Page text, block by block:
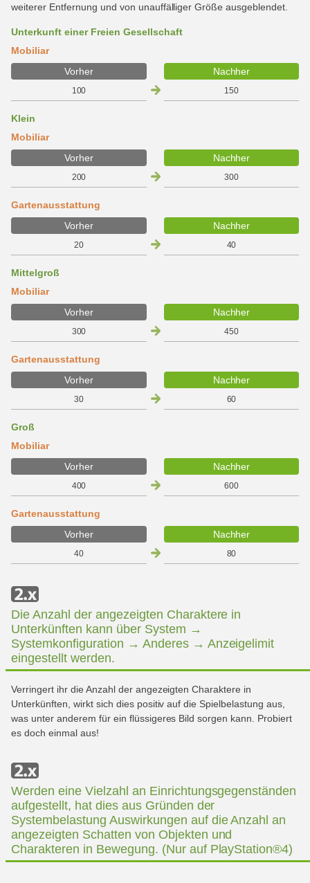
weiterer Entfernung und von unauffälliger Größe ausgeblendet.
Unterkunft einer Freien Gesellschaft
Mobiliar
Vorher
Nachher
100 150
Klein
Mobiliar
Vorher
Nachher
200 300
Gartenausstattung
Vorher
Nachher
20 40
Mittelgroß
Mobiliar
Vorher
Nachher
300 450
Gartenausstattung
Vorher
Nachher
30 60
Groß
Mobiliar
Vorher
Nachher
400 600
Gartenausstattung
Vorher
Nachher
40 80
Die Anzahl der angezeigten Charaktere in
Unterkünften kann über System →
Systemkonfiguration → Anderes → Anzeigelimit
eingestellt werden.
Verringert ihr die Anzahl der angezeigten Charaktere in
Unterkünften, wirkt sich dies positiv auf die Spielbelastung aus,
was unter anderem für ein flüssigeres Bild sorgen kann. Probiert
es doch einmal aus!
Werden eine Vielzahl an Einrichtungsgegenständen
aufgestellt, hat dies aus Gründen der
Systembelastung Auswirkungen auf die Anzahl an
angezeigten Schatten von Objekten und
Charakteren in Bewegung. (Nur auf PlayStation®4)